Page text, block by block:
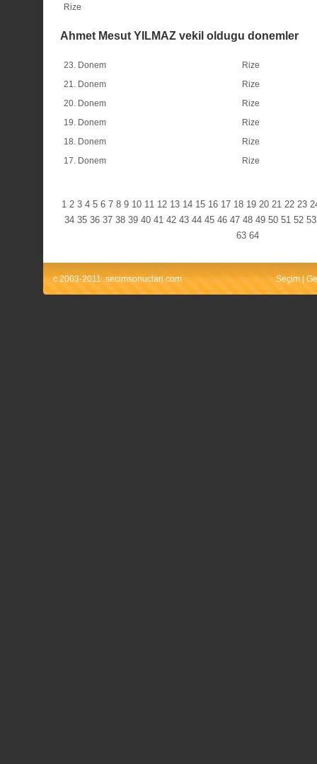
Rize
Ahmet Mesut YILMAZ vekil oldugu donemler
23. Donem
Rize
21. Donem
Rize
20. Donem
Rize
19. Donem
Rize
18. Donem
Rize
17. Donem
Rize
1 2 3 4 5 6 7 8 9 10 11 12 13 14 15 16 17 18 19 20 21 22 23
34 35 36 37 38 39 40 41 42 43 44 45 46 47 48 49 50 51 52 53
63 64
c 2003-2011. secimsonuclari.com Seçim |